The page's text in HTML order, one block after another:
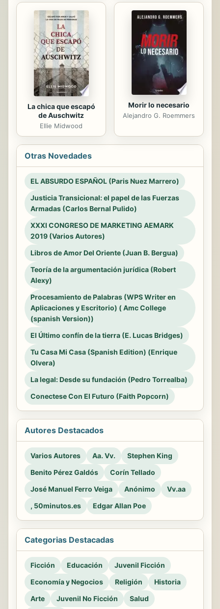
La chica que escapó
de Auschwitz
Ellie Midwood
Morir lo necesario
Alejandro G. Roemmers
Otras Novedades
EL ABSURDO ESPAÑOL (Paris Nuez Marrero)
Justicia Transicional: el papel de las Fuerzas
Armadas (Carlos Bernal Pulido)
XXXI CONGRESO DE MARKETING AEMARK
2019 (Varios Autores)
Libros de Amor Del Oriente (Juan B. Bergua)
Teoría de la argumentación jurídica (Robert
Alexy)
Procesamiento de Palabras (WPS Writer en
Aplicaciones y Escritorio) ( Amc College
(spanish Version))
El Último confín de la tierra (E. Lucas Bridges)
Tu Casa Mi Casa (Spanish Edition) (Enrique
Olvera)
La legal: Desde su fundación (Pedro Torrealba)
Conectese Con El Futuro (Faith Popcorn)
Autores Destacados
Varios Autores Aa. Vv.
Stephen King
Benito Pérez Galdós
Corín Tellado
José Manuel Ferro Veiga
Anónimo
Vv.aa
, 50minutos.es
Edgar Allan Poe
Categorias Destacadas
Ficción Educación
Juvenil Ficción
Economía y Negocios
Religión
Historia
Arte
Juvenil No Ficción Salud